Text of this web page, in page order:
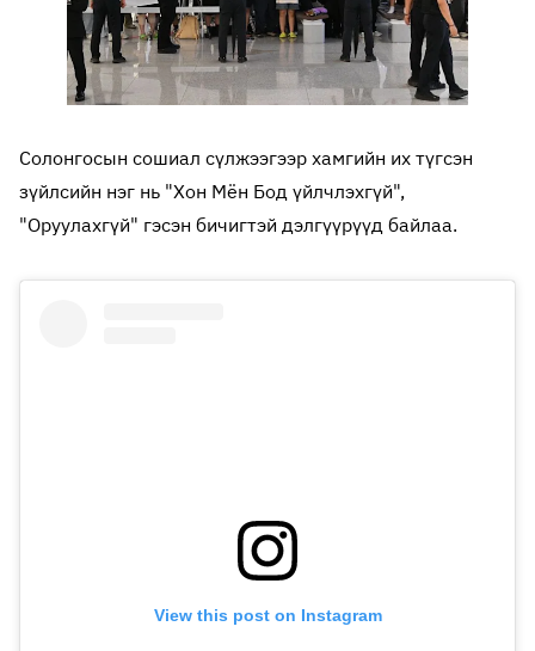
Солонгосын сошиал сүлжээгээр хамгийн их түгсэн
зүйлсийн нэг нь "Хон Мён Бод үйлчлэхгүй",
"Оруулахгүй" гэсэн бичигтэй дэлгүүрүүд байлаа.
View this post on Instagram